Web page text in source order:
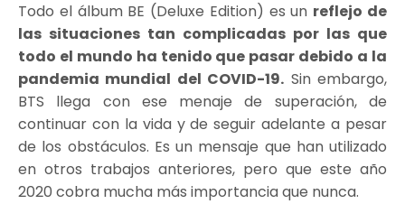
Todo el álbum BE (Deluxe Edition) es un reflejo de
las situaciones tan complicadas por las que
todo el mundo ha tenido que pasar debido a la
pandemia mundial del COVID-19. Sin embargo,
BTS llega con ese menaje de superación, de
continuar con la vida y de seguir adelante a pesar
de los obstáculos. Es un mensaje que han utilizado
en otros trabajos anteriores, pero que este año
2020 cobra mucha más importancia que nunca.